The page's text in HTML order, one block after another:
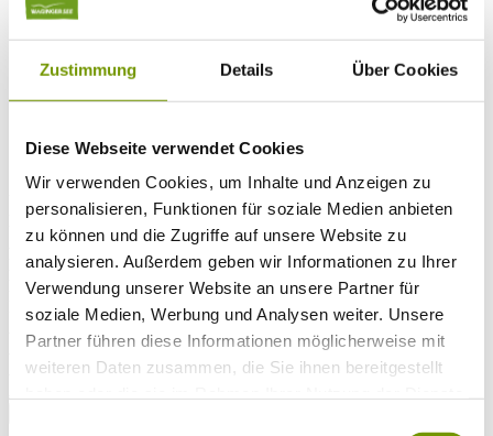
Zustimmung Details Über Cookies
Diese Webseite verwendet Cookies
Wir verwenden Cookies, um Inhalte und Anzeigen zu
personalisieren, Funktionen für soziale Medien anbieten
zu können und die Zugriffe auf unsere Website zu
analysieren. Außerdem geben wir Informationen zu Ihrer
Verwendung unserer Website an unsere Partner für
soziale Medien, Werbung und Analysen weiter. Unsere
Partner führen diese Informationen möglicherweise mit
weiteren Daten zusammen, die Sie ihnen bereitgestellt
Team
Öffnungszeiten
Presse
UNTERKÜNFTE
Bitte wählen Sie einen Ort
Anreise*
Nächte
Erwachsene
Kinder
Alter Kind 2
Alter Kind 3